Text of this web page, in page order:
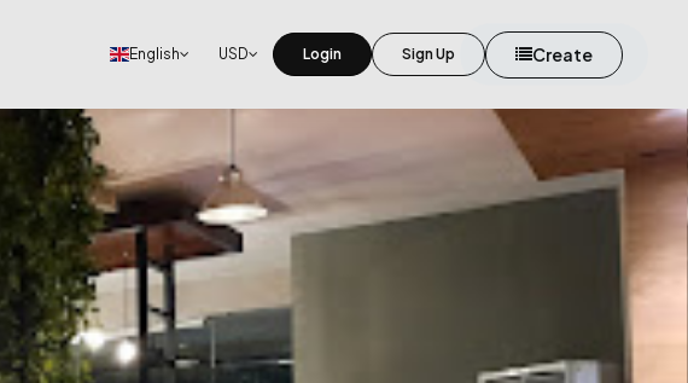
English USD Login Sign Up Create